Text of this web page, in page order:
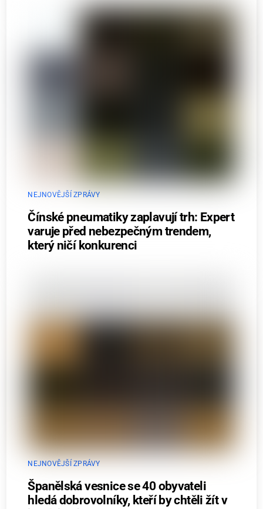
NEJNOVĚJŠÍ ZPRÁVY
Čínské pneumatiky zaplavují trh: Expert
varuje před nebezpečným trendem,
který ničí konkurenci
NEJNOVĚJŠÍ ZPRÁVY
Španělská vesnice se 40 obyvateli
hledá dobrovolníky, kteří by chtěli žít v